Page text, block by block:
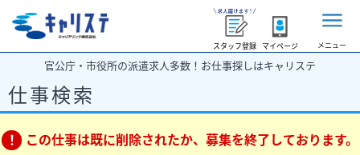
スタッフ登録 マイページ メニュー
官公庁・市役所の派遣求人多数！お仕事探しはキャリステ
仕事検索
この仕事は既に削除されたか、募集を終了しております。